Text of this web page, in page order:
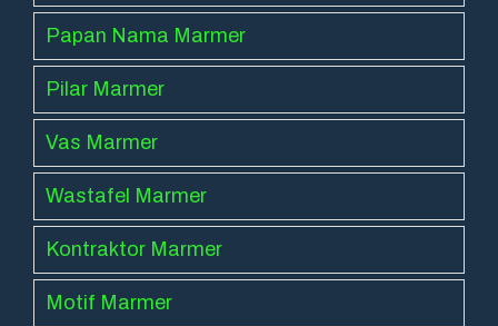
Papan Nama Marmer
Pilar Marmer
Vas Marmer
Wastafel Marmer
Kontraktor Marmer
Motif Marmer